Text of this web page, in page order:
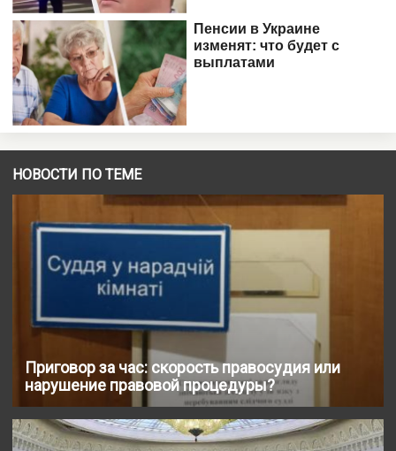
НОВОСТИ ПО ТЕМЕ
Приговор за час: скорость правосудия или
нарушение правовой процедуры?